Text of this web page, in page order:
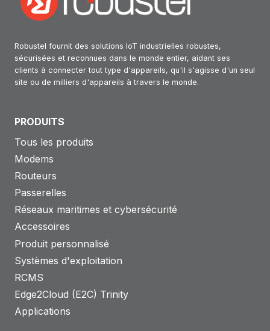
Robustel fournit des solutions IoT industrielles robustes,
sécurisées et reconnues dans le monde entier, aidant ses
clients à connecter tout type d'appareils, qu'il s'agisse d'un seul
site ou de milliers d'appareils à travers le monde.
PRODUITS
Tous les produits
Modems
Routeurs
Passerelles
Réseaux maritimes et cybersécurité
Accessoires
Produit personnalisé
Systèmes d'exploitation
RCMS
Edge2Cloud (E2C) Trinity
Applications